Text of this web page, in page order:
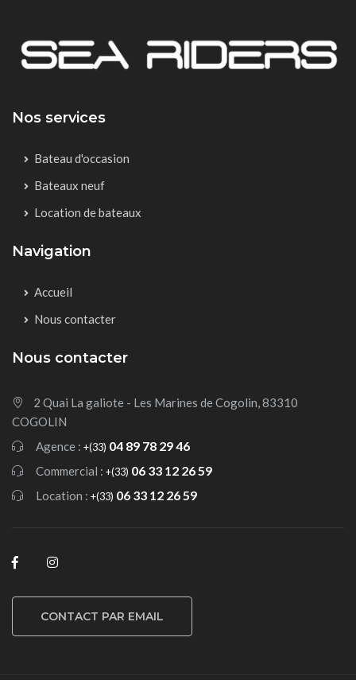
Nos services
Bateau d'occasion
Bateaux neuf
Location de bateaux
Navigation
Accueil
Nous contacter
Nous contacter
2 Quai La galiote - Les Marines de Cogolin, 83310
COGOLIN
Agence : +(33) 04 89 78 29 46
Commercial : +(33) 06 33 12 26 59
Location : +(33) 06 33 12 26 59
CONTACT PAR EMAIL